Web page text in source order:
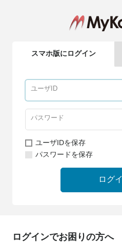
スマホ版にログイン
ユーザIDを保存
パスワードを保存
ログ
ログインでお困りの方へ